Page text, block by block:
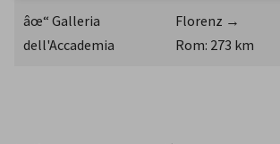
âœ“ Galleria
dell'Accademia
Florenz →
Rom: 273 km